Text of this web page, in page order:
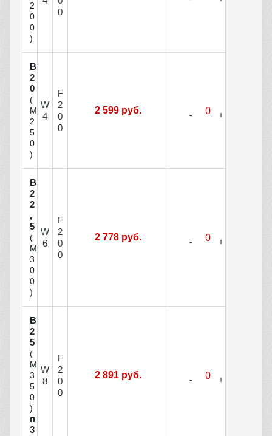
2
0
0
)
0
В
2
0
(
М
2
5
0
)
W
4
F
2
0
0
2 599 руб.
В
2
2
,
5
(
М
3
0
0
)
W
6
F
2
0
0
2 778 руб.
В
2
5
(
М
3
5
0
)
п
3
W
8
F
2
0
0
2 891 руб.